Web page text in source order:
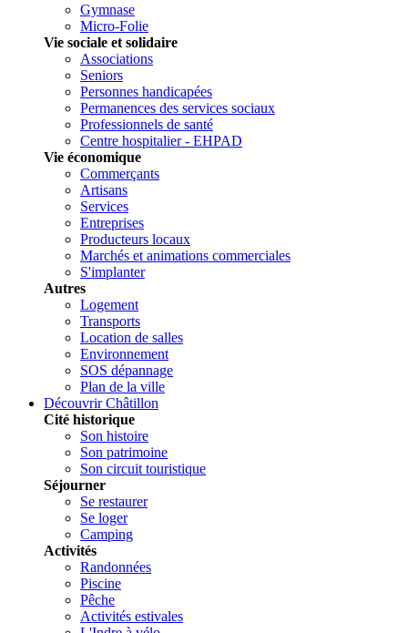
Gymnase
Micro-Folie
Vie sociale et solidaire
Associations
Seniors
Personnes handicapées
Permanences des services sociaux
Professionnels de santé
Centre hospitalier - EHPAD
Vie économique
Commerçants
Artisans
Services
Entreprises
Producteurs locaux
Marchés et animations commerciales
S'implanter
Autres
Logement
Transports
Location de salles
Environnement
SOS dépannage
Plan de la ville
Découvrir Châtillon
Cité historique
Son histoire
Son patrimoine
Son circuit touristique
Séjourner
Se restaurer
Se loger
Camping
Activités
Randonnées
Piscine
Pêche
Activités estivales